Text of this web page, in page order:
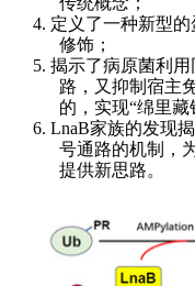
4. 定义了一种新型的
修饰；
5. 揭示了病原菌利用
路 ，又 抑制宿主
的 ，实现“绵里藏
6. LnaB家族的发现
号通路的机制，
提供新思路。